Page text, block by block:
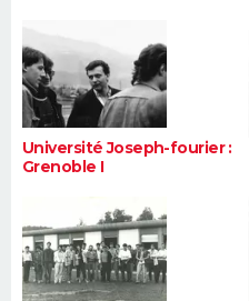
Bricolage
Lifestyle
Culture
Sport
Auto
Television
Voyage
Cinema
Université Joseph-fourier :
Grenoble I